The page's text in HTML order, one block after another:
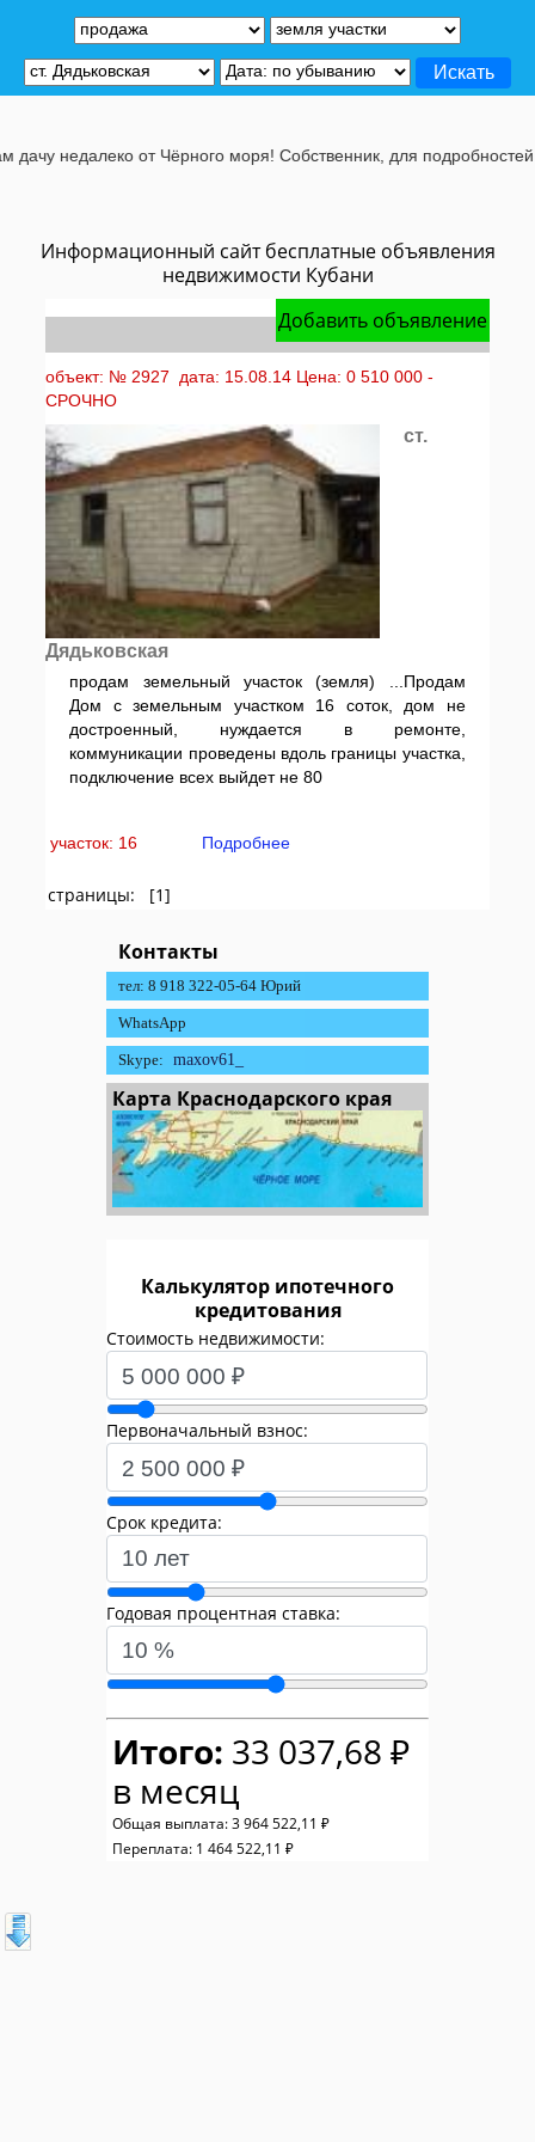
Информационный сайт бесплатные объявления
недвижимости Кубани
Добавить объявление
объект: № 2927 дата: 15.08.14 Цена: 0 510 000 -
СРОЧНО
ст.
Дядьковская
продам земельный участок (земля) ...Продам
Дом с земельным участком 16 соток, дом не
достроенный, нуждается в ремонте,
коммуникации проведены вдоль границы участка,
подключение всех выйдет не 80
участок: 16 Подробнее
страницы: [1]
Контакты
тел: 8 918 322-05-64 Юрий
WhatsApp
Skype: maxov61_
Карта Краснодарского края
Калькулятор ипотечного
кредитования
Стоимость недвижимости:
Первоначальный взнос:
Срок кредита:
Годовая процентная ставка:
Итого: 33 037,68 ₽
в месяц
Общая выплата: 3 964 522,11 ₽
Переплата: 1 464 522,11 ₽
недалеко от Чёрного моря! Собственник, для подробностей,